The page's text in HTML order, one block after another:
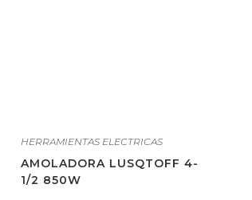
HERRAMIENTAS ELECTRICAS
AMOLADORA LUSQTOFF 4-
1/2 850W